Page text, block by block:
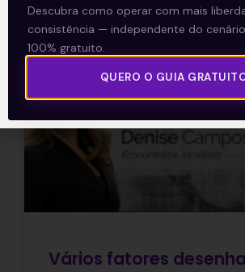
04/02/2022
Vários fatores
Descubra como operar com mais
consistência — independente do
100% gratuito.
QUERO O GUIA